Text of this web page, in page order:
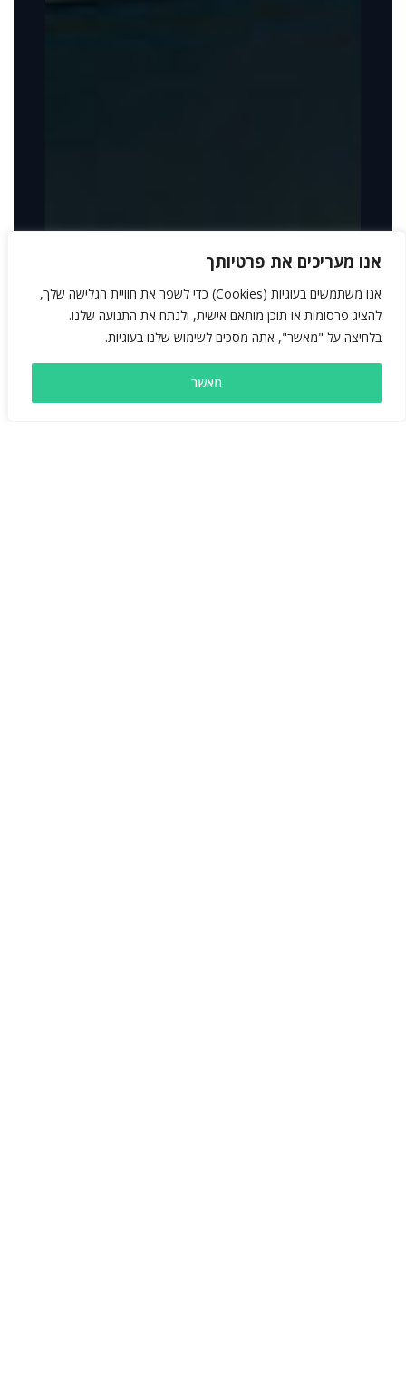
אנו מעריכים את פרטיותך
אנו משתמשים בעוגיות (Cookies) כדי לשפר את חוויית הגלישה שלך,
להציג פרסומות או תוכן מותאם אישית, ולנתח את התנועה שלנו.
בלחיצה על "מאשר", אתה מסכים לשימוש שלנו בעוגיות.
מאשר